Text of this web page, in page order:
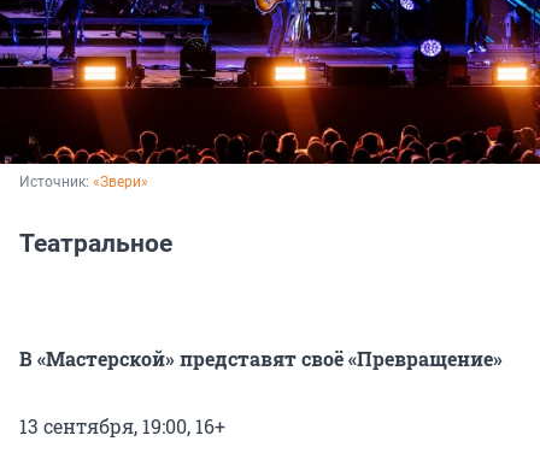
Источник: «Звери»
Театральное
В «Мастерской» представят своё «Превращение»
13 сентября, 19:00, 16+